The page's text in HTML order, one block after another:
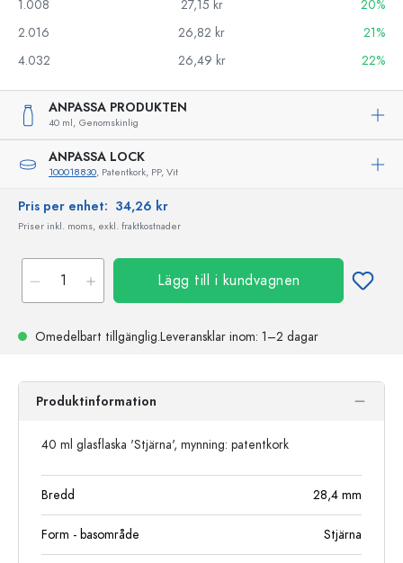
1.008
27,15 kr
20%
2.016
26,82 kr
21%
4.032
26,49 kr 22%
ANPASSA PRODUKTEN
40 ml, Genomskinlig
ANPASSA LOCK
100018830, Patentkork, PP, Vit
Pris per enhet: 34,26 kr
Priser inkl. moms, exkl. fraktkostnader
Lägg till i kundvagnen
Omedelbart tillgänglig.Leveransklar inom: 1–2 dagar
Produktinformation
40 ml glasflaska 'Stjärna', mynning: patentkork
Bredd 28,4 mm
Form - basområde Stjärna